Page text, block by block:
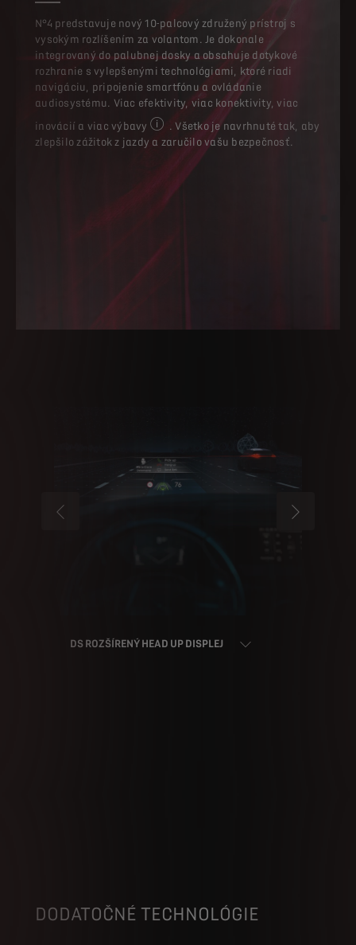
N°4 predstavuje nový 10-palcový združený prístroj s
vysokým rozlíšením za volantom. Je dokonale
integrovaný do palubnej dosky a obsahuje dotykové
rozhranie s vylepšenými technológiami, ktoré riadi
navigáciu, pripojenie smartfónu a ovládanie
audiosystému. Viac efektivity, viac konektivity, viac
inovácií a viac výbavy
Niektoré prvky výbavy sú k dispozícii v
. Všetko je navrhnuté tak, aby
zlepšilo zážitok z jazdy a zaručilo vašu bezpečnosť.
NASPÄŤ
DS ROZŠÍRENÝ HEAD UP DISPLEJ
ĎALEJ
DODATOČNÉ TECHNOLÓGIE